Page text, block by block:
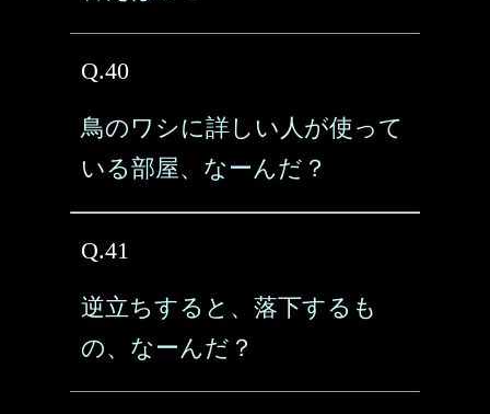
Q.40
鳥のワシに詳しい人が使って
いる部屋、なーんだ？
Q.41
逆立ちすると、落下するも
の、なーんだ？